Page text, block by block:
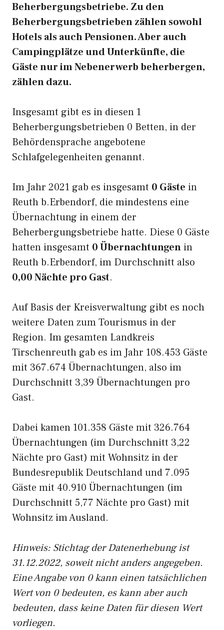
Beherbergungsbetriebe. Zu den
Beherbergungsbetrieben zählen sowohl
Hotels als auch Pensionen. Aber auch
Campingplätze und Unterkünfte, die
Gäste nur im Nebenerwerb beherbergen,
zählen dazu.
Insgesamt gibt es in diesen 1
Beherbergungsbetrieben 0 Betten, in der
Behördensprache angebotene
Schlafgelegenheiten genannt.
Im Jahr 2021 gab es insgesamt 0 Gäste in
Reuth b.Erbendorf, die mindestens eine
Übernachtung in einem der
Beherbergungsbetriebe hatte. Diese 0 Gäste
hatten insgesamt 0 Übernachtungen in
Reuth b.Erbendorf, im Durchschnitt also
0,00 Nächte pro Gast.
Auf Basis der Kreisverwaltung gibt es noch
weitere Daten zum Tourismus in der
Region. Im gesamten Landkreis
Tirschenreuth gab es im Jahr 108.453 Gäste
mit 367.674 Übernachtungen, also im
Durchschnitt 3,39 Übernachtungen pro
Gast.
Dabei kamen 101.358 Gäste mit 326.764
Übernachtungen (im Durchschnitt 3,22
Nächte pro Gast) mit Wohnsitz in der
Bundesrepublik Deutschland und 7.095
Gäste mit 40.910 Übernachtungen (im
Durchschnitt 5,77 Nächte pro Gast) mit
Wohnsitz im Ausland.
Hinweis: Stichtag der Datenerhebung ist
31.12.2022, soweit nicht anders angegeben.
Eine Angabe von 0 kann einen tatsächlichen
Wert von 0 bedeuten, es kann aber auch
bedeuten, dass keine Daten für diesen Wert
vorliegen.